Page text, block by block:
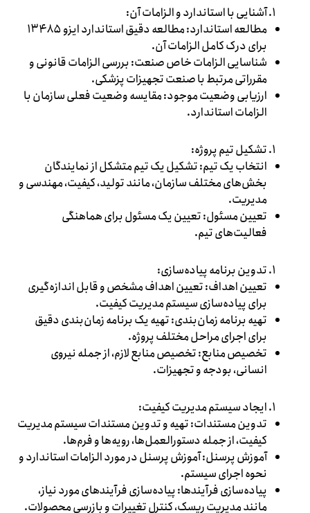
آشنایی با استاندارد و الزامات آن:
مطالعه استاندارد: مطالعه دقیق استاندارد ایزو ۱۳۴۸۵
برای درک کامل الزامات آن.
شناسایی الزامات خاص صنعت: بررسی الزامات قانونی و
مقرراتی مرتبط با صنعت تجهیزات پزشکی.
ارزیابی وضعیت موجود: مقایسه وضعیت فعلی سازمان با
الزامات استاندارد.
تشکیل تیم پروژه:
انتخاب یک تیم: تشکیل یک تیم متشکل از نمایندگان
بخش‌های مختلف سازمان، مانند تولید، کیفیت، مهندسی و
مدیریت.
تعیین مسئول: تعیین یک مسئول برای هماهنگی
فعالیت‌های تیم.
تدوین برنامه پیاده‌سازی:
تعیین اهداف: تعیین اهداف مشخص و قابل اندازه‌گیری
برای پیاده‌سازی سیستم مدیریت کیفیت.
تهیه برنامه زمان‌بندی: تهیه یک برنامه زمان‌بندی دقیق
برای اجرای مراحل مختلف پروژه.
تخصیص منابع: تخصیص منابع لازم، از جمله نیروی
انسانی، بودجه و تجهیزات.
ایجاد سیستم مدیریت کیفیت:
تدوین مستندات: تهیه و تدوین مستندات سیستم مدیریت
کیفیت، از جمله دستورالعمل‌ها، رویه‌ها و فرم‌ها.
آموزش پرسنل: آموزش پرسنل در مورد الزامات استاندارد و
نحوه اجرای سیستم.
پیاده‌سازی فرآیندها: پیاده‌سازی فرآیندهای مورد نیاز،
مانند مدیریت ریسک، کنترل تغییرات و بازرسی محصولات.